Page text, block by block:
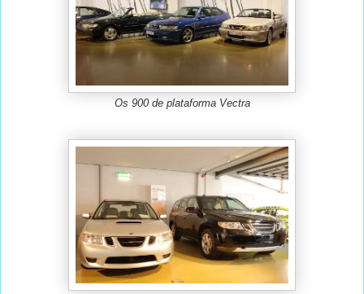
Os 900 de plataforma Vectra